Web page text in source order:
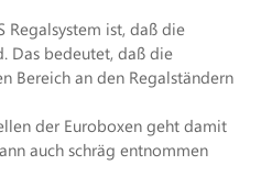
Regalsystem ist, daß die
Das bedeutet, daß die
Bereich an den Regalständern
der Euroboxen geht damit
auch schräg entnommen